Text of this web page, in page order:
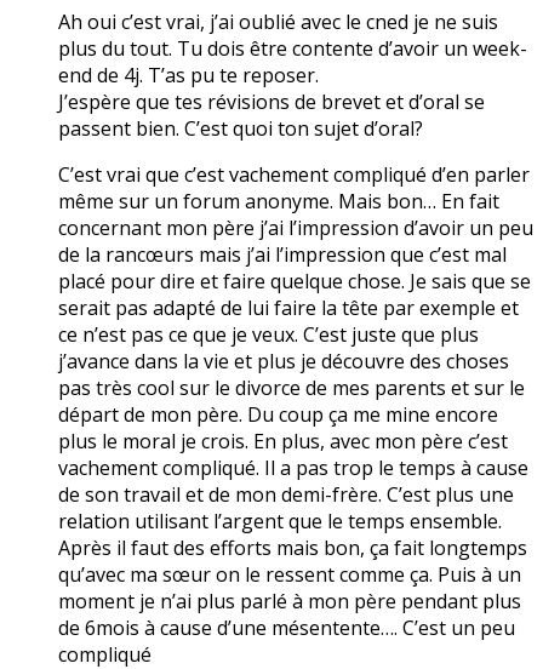
Ah oui c’est vrai, j’ai oublié avec le cned je ne suis
plus du tout. Tu dois être contente d’avoir un week-
end de 4j. T’as pu te reposer.
J’espère que tes révisions de brevet et d’oral se
passent bien. C’est quoi ton sujet d’oral?
C’est vrai que c’est vachement compliqué d’en parler
même sur un forum anonyme. Mais bon… En fait
concernant mon père j’ai l’impression d’avoir un peu
de la rancœurs mais j’ai l’impression que c’est mal
placé pour dire et faire quelque chose. Je sais que se
serait pas adapté de lui faire la tête par exemple et
ce n’est pas ce que je veux. C’est juste que plus
j’avance dans la vie et plus je découvre des choses
pas très cool sur le divorce de mes parents et sur le
départ de mon père. Du coup ça me mine encore
plus le moral je crois. En plus, avec mon père c’est
vachement compliqué. Il a pas trop le temps à cause
de son travail et de mon demi-frère. C’est plus une
relation utilisant l’argent que le temps ensemble.
Après il faut des efforts mais bon, ça fait longtemps
qu’avec ma sœur on le ressent comme ça. Puis à un
moment je n’ai plus parlé à mon père pendant plus
de 6mois à cause d’une mésentente…. C’est un peu
compliqué